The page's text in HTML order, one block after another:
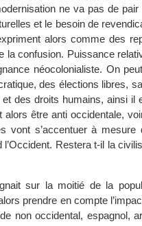
ne va pas de pair
et le besoin de
alors comme des
la confusion. Puissance
néocolonialiste. On
des élections libres,
des droits humains, ainsi il
être anti occidentale,
vont s’accentuer à mesure
l’Occident. Restera t-il la
sur la moitié de la
prendre en compte
non occidental, espagnol,